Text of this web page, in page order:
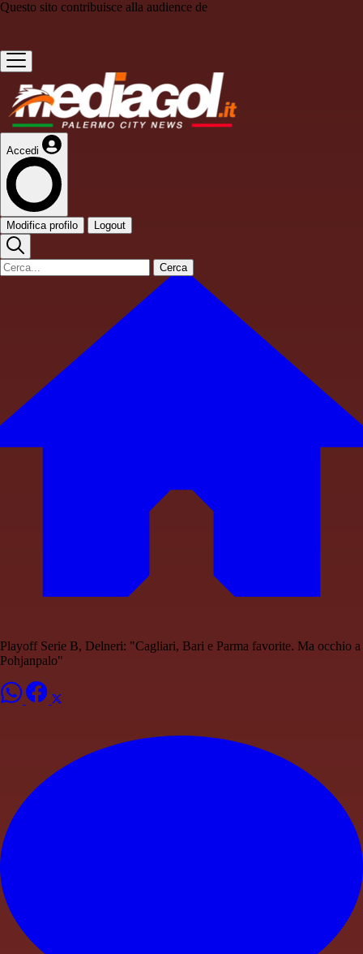
Questo sito contribuisce alla audience de
Accedi
Modifica profilo Logout
Cerca
Playoff Serie B, Delneri: "Cagliari, Bari e Parma favorite. Ma occhio a
Pohjanpalo"